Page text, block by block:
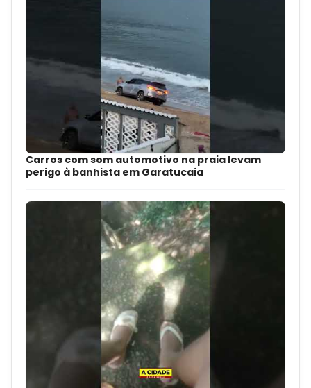
Carros com som automotivo na praia levam
perigo à banhista em Garatucaia